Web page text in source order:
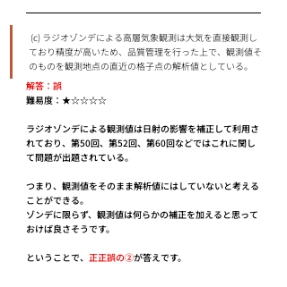
(c) ラジオゾンデによる⾼層気象観測は⼤気を直接観測し
ており精度が⾼いため、品質管理を⾏った上で、観測値そ
のものを観測地点の直近の格⼦点の解析値としている。
解答：誤
難易度：★☆☆☆☆
ラジオゾンデによる観測値は日射の影響を補正して利用さ
れており、第50回、第52回、第60回などではこれに関し
て問題が出題されている。
つまり、観測値をそのまま解析値にはしていないと考える
ことができる。
ゾンデに限らず、観測値は何らかの補正を加えると思って
おけば良さそうです。
ということで、 正正誤の②が答えです。